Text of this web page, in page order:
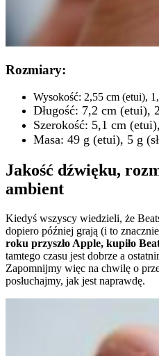
Rozmiary:
Wysokość: 2,55 cm (etui),
Długość: 7,2 cm (etui),
Szerokość: 5,1 cm
Masa: 49 g (etui), 5 g
Jakość dźwięku,
ambient
Kiedyś wszyscy wiedzieli, że
dopiero później grają (i to
roku przyszło Apple, kupiło
tamtego czasu jest dobrze a
Zapomnijmy więc na chwilę o
posłuchajmy, jak jest naprawdę.